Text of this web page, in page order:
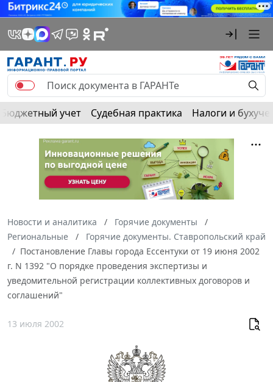
Бюджетный учет Судебная практика Налоги и
Новости и аналитика
Горячие документы
Региональные
Горячие документы. Ставропольский край
Постановление Главы города Ессентуки от 19 июня 2002
г. N 1392 "О порядке проведения экспертизы и
уведомительной регистрации коллективных договоров и
соглашений"
13 июля 2002